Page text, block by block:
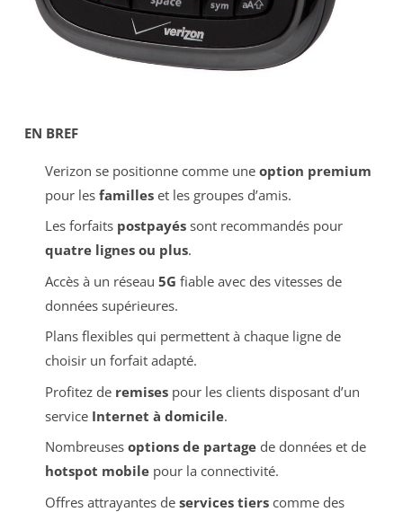
EN BREF
Verizon se positionne comme une option premium
pour les familleset les groupes d’amis.
Les forfaits postpayéssont recommandés pour
quatre lignes ou plus.
Accès à un réseau 5G fiable avec des vitesses de
données supérieures.
Plans flexibles qui permettent à chaque ligne de
choisir un forfait adapté.
Profitez de remisespour les clients disposant d’un
service Internet à domicile.
Nombreuses options de partagede données et de
hotspot mobilepour la connectivité.
Offres attrayantes de services tierscomme des